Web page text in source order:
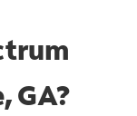
GA?